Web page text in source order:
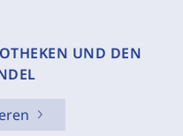
UND DEN